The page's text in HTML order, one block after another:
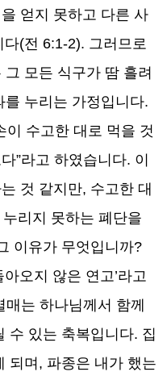
얻지 못하고 다른 사
다(전 6:1-2). 그러므로
모든 식구가 땀 흘려
를 누리는 가정입니다.
이 수고한 대로 먹을 것
”라고 하였습니다. 이
것 같지만, 수고한 대
리지 못하는 폐단을
이유가 무엇입니까?
아오지 않은 연고’라고
매는 하나님께서 함께
수 있는 축복입니다. 집
되며 , 파종은 내가 했는